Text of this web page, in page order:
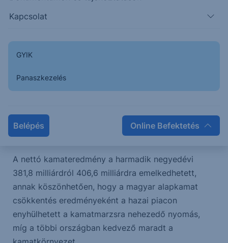
Kapcsolat
GYIK
Panaszkezelés
Belépés Online Befektetés
Várakozásunk szerint a negyedik negyedévben 79
elsősorban az 59,5 milliárd forinttal a könyvszerinti
értékesítéséhez kapcsolódóan. Ezen túlmenően
növekvő céltartalékképzéssel, működési költséggel
számviteli profit 135,4 milliárd, a korrigált eredmény
pedig 214,4 milliárd forint lehetett a negyedévben.
A nettó kamateredmény a harmadik negyedévi
381,8 milliárdról 406,6 milliárdra emelkedhetett,
annak köszönhetően, hogy a magyar alapkamat
csökkentés eredményeként a hazai piacon
enyhülhetett a kamatmarzsra nehezedő nyomás,
míg a többi országban kedvező maradt a